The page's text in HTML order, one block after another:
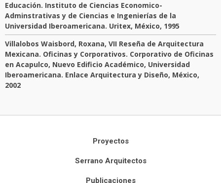
Educación. Instituto de Ciencias Economico-
Adminstrativas y de Ciencias e Ingenierías de la
Universidad Iberoamericana. Uritex, México, 1995
Villalobos Waisbord, Roxana, VII Reseña de Arquitectura
Mexicana. Oficinas y Corporativos. Corporativo de Oficinas
en Acapulco, Nuevo Edificio Académico, Universidad
Iberoamericana. Enlace Arquitectura y Diseño, México,
2002
Proyectos
Serrano Arquitectos
Publicaciones